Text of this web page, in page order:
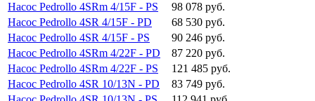
Насос Pedrollo 4SRm 4/15F - PS
98 078 руб.
Насос Pedrollo 4SR 4/15F - PD
68 530 руб.
Насос Pedrollo 4SR 4/15F - PS
90 246 руб.
Насос Pedrollo 4SRm 4/22F - PD
87 220 руб.
Насос Pedrollo 4SRm 4/22F - PS
121 485 руб.
Насос Pedrollo 4SR 10/13N - PD
83 749 руб.